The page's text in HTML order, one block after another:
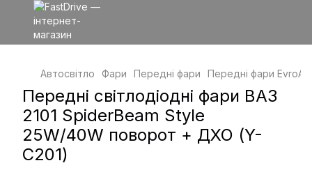
Автосвітло Фари Передні фари Передні фари
Передні світлодіодні фари ВАЗ
2101 SpiderBeam Style
25W/40W поворот + ДХО (Y-
C201)